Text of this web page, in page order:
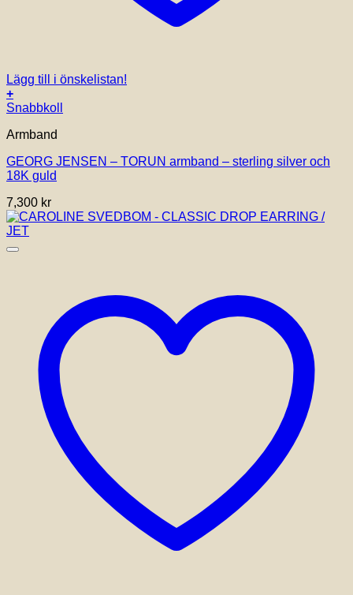
Lägg till i önskelistan!
+
Den
produkten
flera
varianter.
olika
alternativen
kan
väljas
Snabbkoll
Armband
GEORG JENSEN – TORUN armband – sterling silver och
18K guld
7,300 kr